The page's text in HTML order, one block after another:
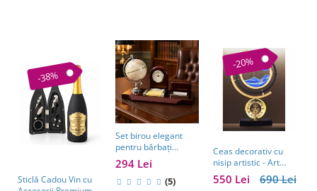
-38%
Sticlă Cadou Vin cu
Set birou elegant
pentru bărbați
Business Desk
Antique Clock –
cadou premium
294 Lei
(5)
-20%
Ceas decorativ cu
nisip artistic - Art
Table Clock
690 Lei
550 Lei